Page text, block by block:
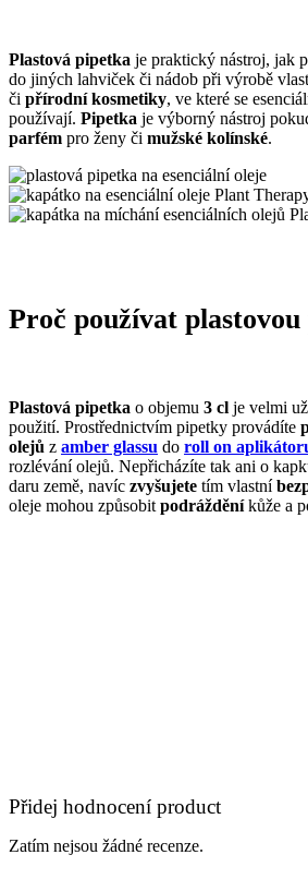
Plastová pipetka je praktický nástroj, jak
do jiných lahviček či nádob při výrobě
či přírodní kosmetiky, ve které se
používají. Pipetka je výborný nástroj
parfém pro ženy či mužské kolínské.
Proč používat
Plastová pipetka o objemu 3 cl je velmi
použití. Prostřednictvím pipetky provádíte
olejů z amber glassu do roll on
rozlévání olejů. Nepřicházíte tak ani o
daru země, navíc zvyšujete tím vlastní
oleje mohou způsobit podrážděníkůže a
Přidej hodnocení product
Zatím nejsou žádné recenze.